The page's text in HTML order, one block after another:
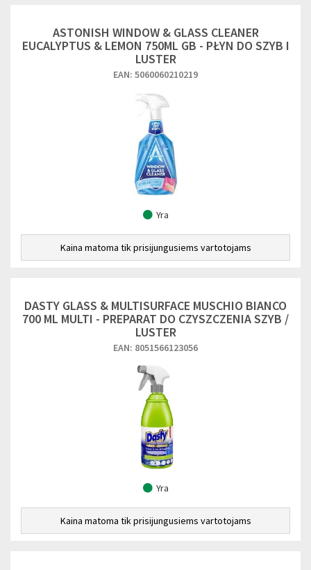
ASTONISH WINDOW & GLASS CLEANER
EUCALYPTUS & LEMON 750ML GB - PŁYN DO SZYB I
LUSTER
EAN: 5060060210219
Yra
Kaina matoma tik prisijungusiems vartotojams
DASTY GLASS & MULTISURFACE MUSCHIO BIANCO
700 ML MULTI - PREPARAT DO CZYSZCZENIA SZYB /
LUSTER
EAN: 8051566123056
Yra
Kaina matoma tik prisijungusiems vartotojams